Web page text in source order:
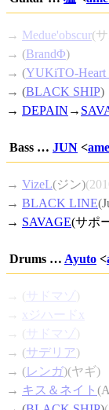
→ Medue'obscur(
→ (BrandΦ)
→ (YUKiTO-Heart
→ (BLACK SHIP)
→ DEPAIN →
Bass … JUN <
→ VizeL(ジン)
→ BLACK LINE
→ SAVAGE(サポ
Drums … Ayuto <
→ ( サドマゾ )
→ xジハードx
→ (
サドマゾ )
→ (サデリア)
→ (レンガ)(ヤギ)
→ キス＆ネイト